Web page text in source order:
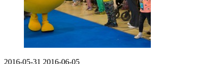
2016-05-31 2016-06-05